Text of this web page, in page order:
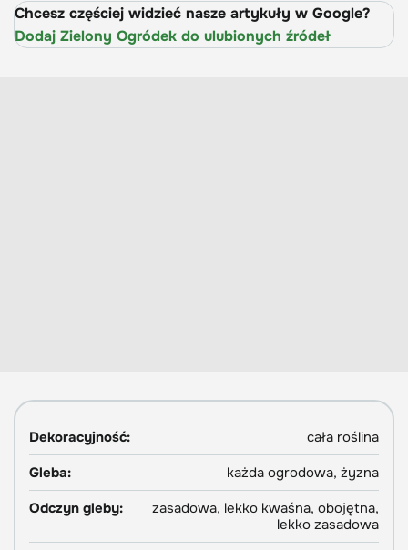
Chcesz częściej widzieć nasze artykuły w Google?
Dodaj Zielony Ogródek do ulubionych źródeł
Dekoracyjność:
cała roślina
Gleba:
każda ogrodowa, żyzna
Odczyn gleby:
zasadowa, lekko kwaśna, obojętna,
lekko zasadowa